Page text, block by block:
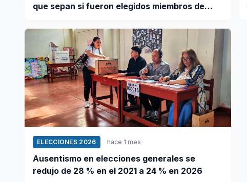
que sepan si fueron elegidos miembros de
ELECCIONES 2026 hace 1 mes
Ausentismo en elecciones generales se
redujo de 28 % en el 2021 a 24 % en 2026